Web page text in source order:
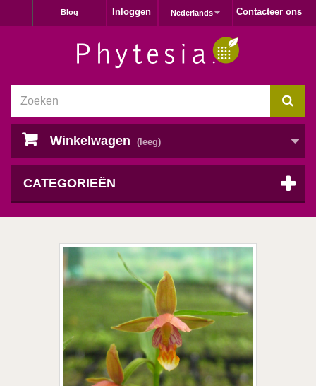
Contacteer ons
Nederlands
Inloggen
Blog
Winkelwagen (leeg)
CATEGORIEËN